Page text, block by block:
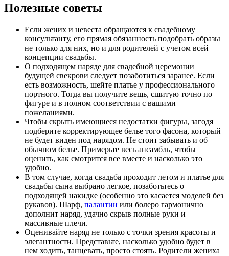
Полезные советы
Если жених и невеста обращаются к свадебному
консультанту, его прямая обязанность подобрать образы
не только для них, но и для родителей с учетом всей
концепции свадьбы.
О подходящем наряде для свадебной церемонии
будущей свекрови следует позаботиться заранее. Если
есть возможность, шейте платье у профессионального
портного. Тогда вы получите вещь, сшитую точно по
фигуре и в полном соответствии с вашими
пожеланиями.
Чтобы скрыть имеющиеся недостатки фигуры, загодя
подберите корректирующее белье того фасона, который
не будет виден под нарядом. Не стоит забывать и об
обычном белье. Примерьте весь ансамбль, чтобы
оценить, как смотрится все вместе и насколько это
удобно.
В том случае, когда свадьба проходит летом и платье для
свадьбы сына выбрано легкое, позаботьтесь о
подходящей накидке (особенно это касается моделей без
рукавов). Шарф, палантин или болеро гармонично
дополнит наряд, удачно скрыв полные руки и
массивные плечи.
Оценивайте наряд не только с точки зрения красоты и
элегантности. Представьте, насколько удобно будет в
нем ходить, танцевать, просто стоять. Родители жениха